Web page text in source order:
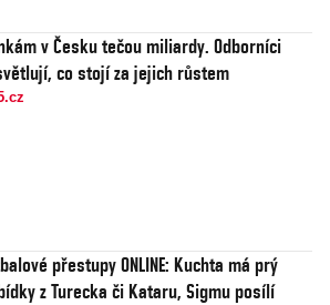
v Česku tečou miliardy. Odborníci
co stojí za jejich růstem
přestupy ONLINE: Kuchta má prý
z Turecka či Kataru, Sigmu posílí